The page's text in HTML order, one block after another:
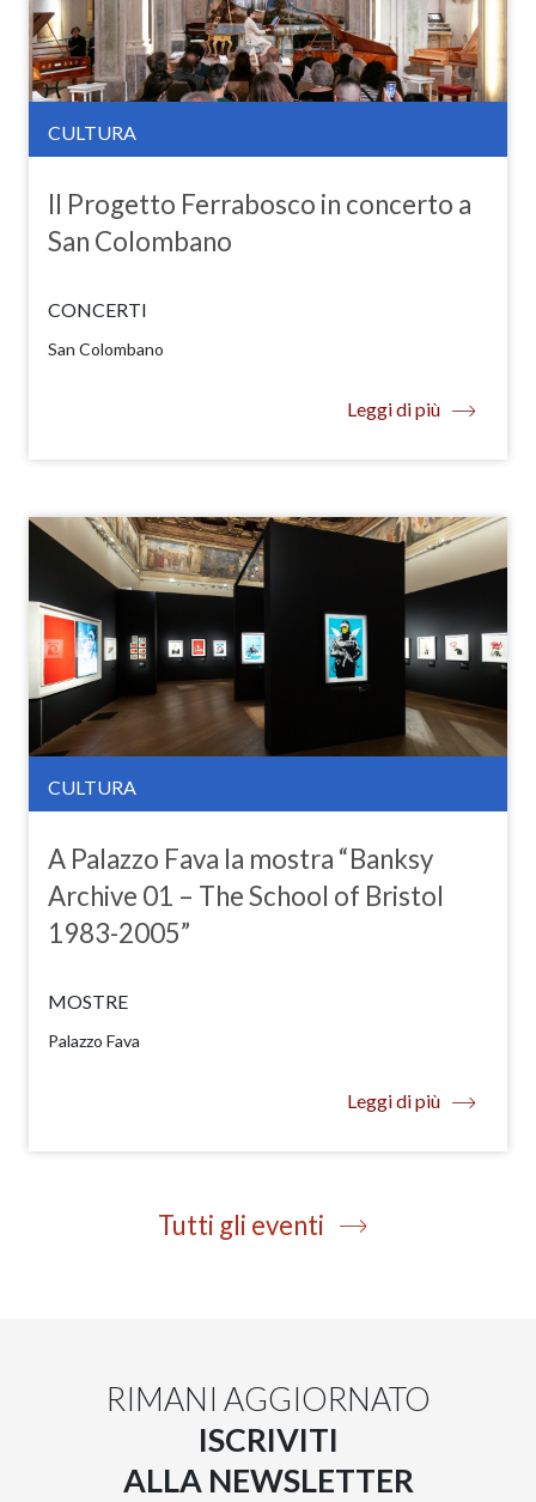
CULTURA
Il Progetto Ferrabosco in concerto a
San Colombano
CONCERTI
San Colombano
Leggi di più
CULTURA
A Palazzo Fava la mostra “Banksy
Archive 01 – The School of Bristol
1983-2005”
MOSTRE
Palazzo Fava
Leggi di più
Tutti gli eventi
RIMANI AGGIORNATO
ISCRIVITI
ALLA NEWSLETTER